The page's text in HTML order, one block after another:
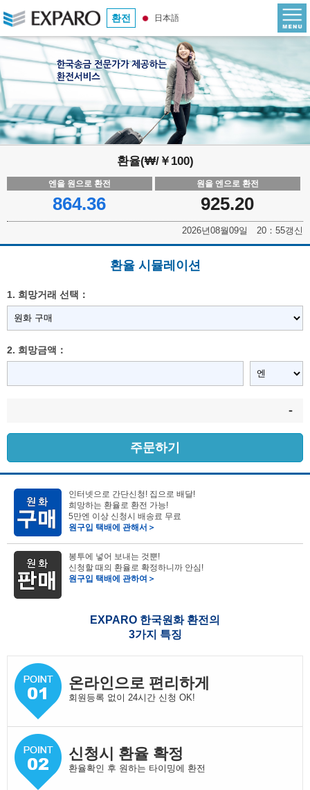
환전 日本語
환율(₩/￥100)
엔을 원으로 환전
864.36
원을 엔으로 환전
925.20
2026년08월09일 20：55갱신
환율 시뮬레이션
1. 희망거래 선택：
2. 희망금액：
-
주문하기
인터넷으로 간단신청! 집으로 배달!
희망하는 환율로 환전 가능!
5만엔 이상 신청시 배송료 무료
원구입 택배에 관해서＞
봉투에 넣어 보내는 것뿐!
신청할 때의 환율로 확정하니까 안심!
원구입 택배에 관하여＞
EXPARO 한국원화 환전의
3가지 특징
온라인으로 편리하게
회원등록 없이 24시간 신청 OK!
신청시 환율 확정
환율확인 후 원하는 타이밍에 환전